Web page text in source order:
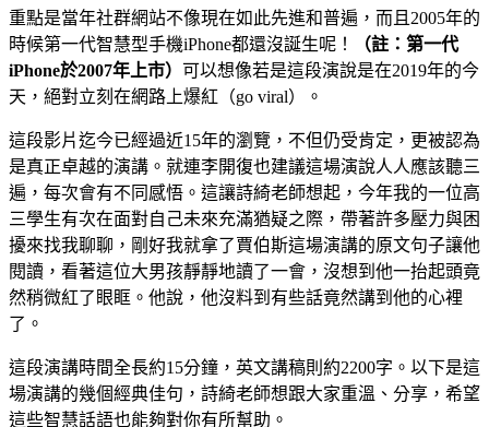
重點是當年社群網站不像現在如此先進和普遍，而且2005年的
時候第一代智慧型手機iPhone都還沒誕生呢！
（註：第一代
iPhone於2007年上市） 可以想像若是這段演說是在2019年的今
天，絕對立刻在網路上爆紅（go viral）。
這段影片迄今已經過近15年的瀏覽，不但仍受肯定，更被認為
是真正卓越的演講。就連李開復也建議這場演說人人應該聽三
遍，每次會有不同感悟。這讓詩綺老師想起，今年我的一位高
三學生有次在面對自己未來充滿猶疑之際，帶著許多壓力與困
擾來找我聊聊，剛好我就拿了賈伯斯這場演講的原文句子讓他
閱讀，看著這位大男孩靜靜地讀了一會，沒想到他一抬起頭竟
然稍微紅了眼眶。他說，他沒料到有些話竟然講到他的心裡
了。
這段演講時間全長約15分鐘，英文講稿則約2200字。以下是這
場演講的幾個經典佳句，詩綺老師想跟大家重溫、分享，希望
這些智慧話語也能夠對你有所幫助。